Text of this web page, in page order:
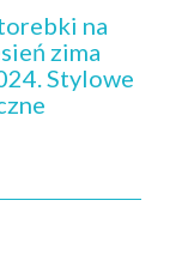
na
zima
Stylowe